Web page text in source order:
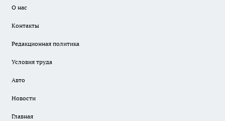
О нас
Контакты
Редакционная политика
Условия труда
Авто
Новости
Главная